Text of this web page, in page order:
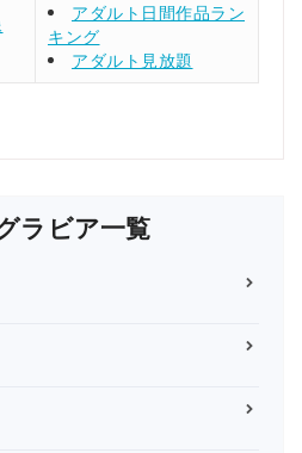
アダルト日間作品ラン
キング
アダルト見放題
ラビア一覧